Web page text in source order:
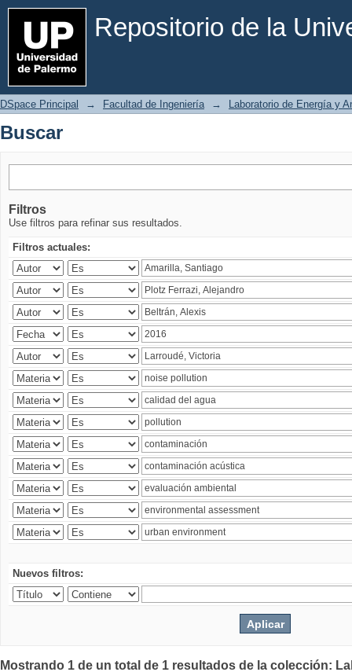
Repositorio de la
Buscar
DSpace Principal → Facultad de Ingeniería → Laboratorio de Energía y
Buscar
Filtros
Use filtros para refinar sus resultados.
Filtros actuales:
Nuevos filtros:
Mostrando 1 de un total de 1 resultados de la colección: